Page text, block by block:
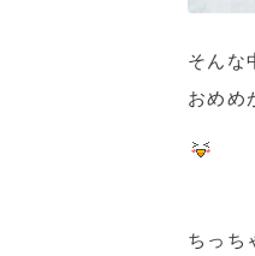
そんな
おめめ
ちっち